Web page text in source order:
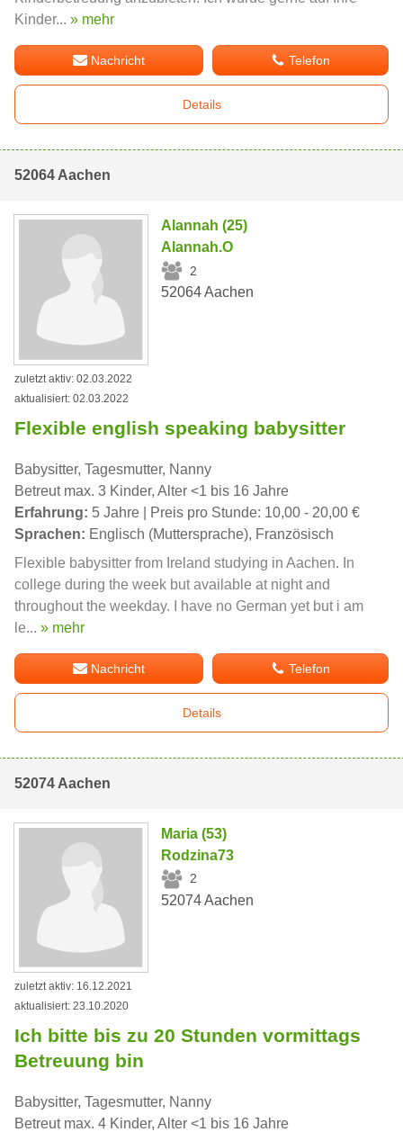
Kinder... » mehr
Nachricht Telefon
Details
52064 Aachen
Alannah (25)
Alannah.O
2
52064 Aachen
zuletzt aktiv: 02.03.2022
aktualisiert: 02.03.2022
Flexible english speaking babysitter
Babysitter, Tagesmutter, Nanny
Betreut max. 3 Kinder, Alter <1 bis 16 Jahre
Erfahrung: 5 Jahre | Preis pro Stunde: 10,00 - 20,00 €
Sprachen: Englisch (Muttersprache), Französisch
Flexible babysitter from Ireland studying in Aachen. In
college during the week but available at night and
throughout the weekday. I have no German yet but i am
le... » mehr
Nachricht Telefon
Details
52074 Aachen
Maria (53)
Rodzina73
2
52074 Aachen
zuletzt aktiv: 16.12.2021
aktualisiert: 23.10.2020
Ich bitte bis zu 20 Stunden vormittags
Betreuung bin
Babysitter, Tagesmutter, Nanny
Betreut max. 4 Kinder, Alter <1 bis 16 Jahre